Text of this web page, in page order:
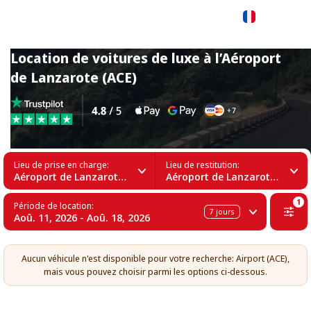
Location de voitures de luxe à l’Aéroport
de Lanzarote (ACE)
Lieu de prise en charge:
Aéroport de Lanzarote (ACE)
Lieu de restitution:
Aéroport de Lanzarote (ACE)
Période de location:
Aoû. 11, 2026 - Aoû. 18, 2026 7 jours
1
Aucun véhicule n'est disponible pour votre recherche: Airport (ACE),
mais vous pouvez choisir parmi les options ci-dessous.